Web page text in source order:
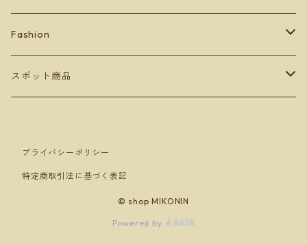
zippo
lighter
Fashion
BETONES
Ladey's
Orobianco
スポット商品
プライバシーポリシー
特定商取引法に基づく表記
© shop MIKONIN
Powered by